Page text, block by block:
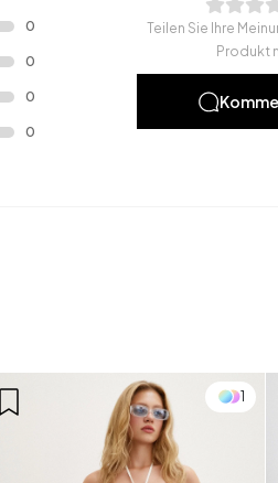
0
0
0
0
Teilen Sie Ihre
Produkt
1